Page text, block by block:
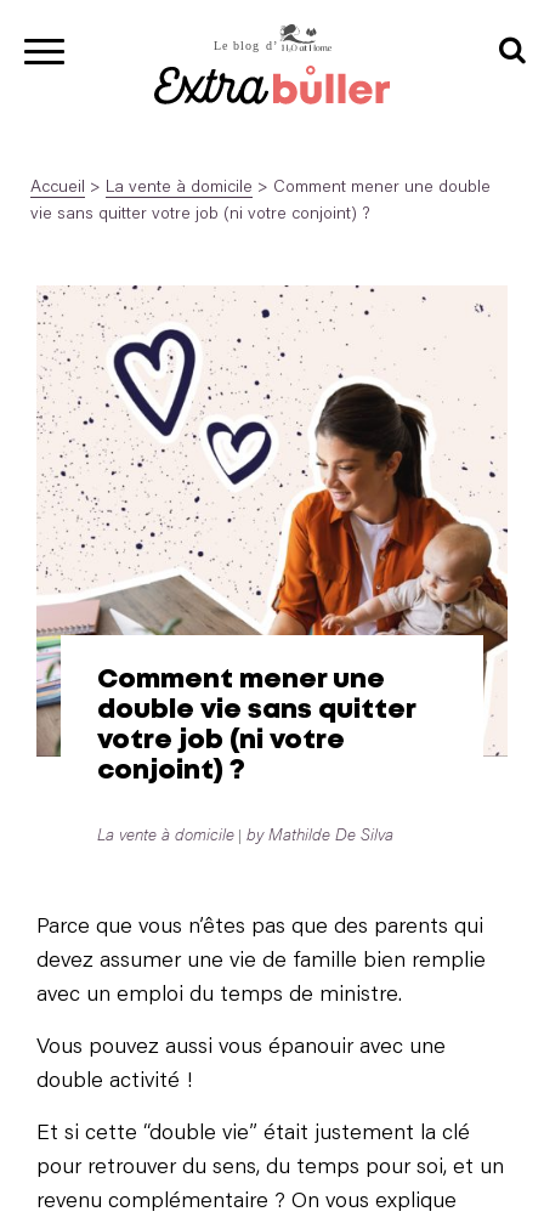
Accueil > La vente à domicile > Comment mener une double
vie sans quitter votre job (ni votre conjoint) ?
Comment mener une
double vie sans quitter
votre job (ni votre
conjoint) ?
La vente à domicile by Mathilde De Silva
Parce que vous n’êtes pas que des parents qui
devez assumer une vie de famille bien remplie
avec un emploi du temps de ministre.
Vous pouvez aussi vous épanouir avec une
double activité !
Et si cette “double vie” était justement la clé
pour retrouver du sens, du temps pour soi, et un
revenu complémentaire ? On vous explique